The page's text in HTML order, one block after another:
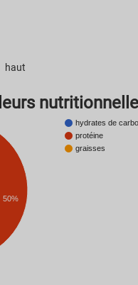
haut
hydrates de
protéine
graisses
50%